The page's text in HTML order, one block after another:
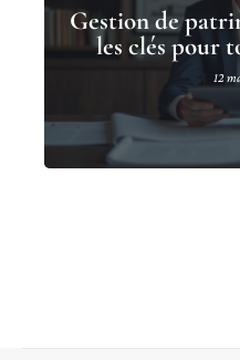
Gestion de
les clés pour
12